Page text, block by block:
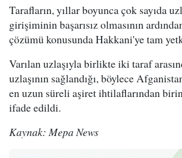
Tarafların, yıllar boyunca çok sayıda
girişiminin başarısız olmasının
çözümü konusunda Hakkani'ye tam
Varılan uzlaşıyla birlikte iki taraf
uzlaşının sağlandığı, böylece
en uzun süreli aşiret ihtilaflarından
ifade edildi.
Kaynak: Mepa News